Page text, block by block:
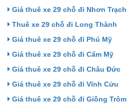
Giá thuê xe 29 chỗ đi Nhơn Trạch
Thuê xe 29 chỗ đi Long Thành
Giá thuê xe 29 chỗ đi Phú Mỹ
Giá thuê xe 29 chỗ đi Cẩm Mỹ
Giá thuê xe 29 chỗ đi Châu Đức
Giá thuê xe 29 chỗ đi Vĩnh Cửu
Giá thuê xe 29 chỗ đi Giồng Trôm